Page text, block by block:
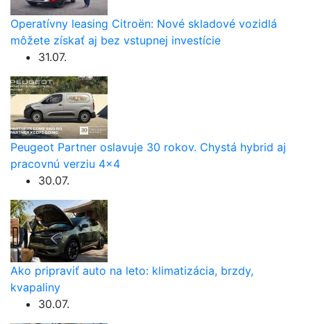
Operatívny leasing Citroën: Nové skladové vozidlá
môžete získať aj bez vstupnej investície
31.07.
Peugeot Partner oslavuje 30 rokov. Chystá hybrid aj
pracovnú verziu 4×4
30.07.
Ako pripraviť auto na leto: klimatizácia, brzdy,
kvapaliny
30.07.